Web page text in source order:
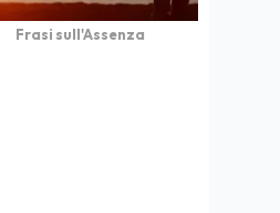
Frasi sull'Assenza